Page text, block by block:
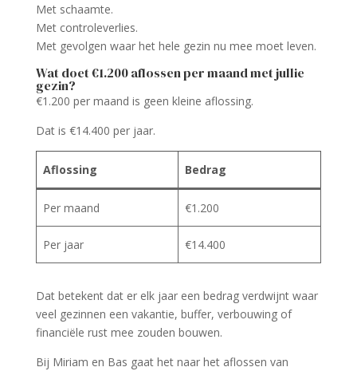
Met schaamte.
Met controleverlies.
Met gevolgen waar het hele gezin nu mee moet leven.
Wat doet €1.200 aflossen per maand met jullie
gezin?
€1.200 per maand is geen kleine aflossing.
Dat is €14.400 per jaar.
Aflossing Bedrag
Per maand €1.200
Per jaar €14.400
Dat betekent dat er elk jaar een bedrag verdwijnt waar
veel gezinnen een vakantie, buffer, verbouwing of
financiële rust mee zouden bouwen.
Bij Miriam en Bas gaat het naar het aflossen van